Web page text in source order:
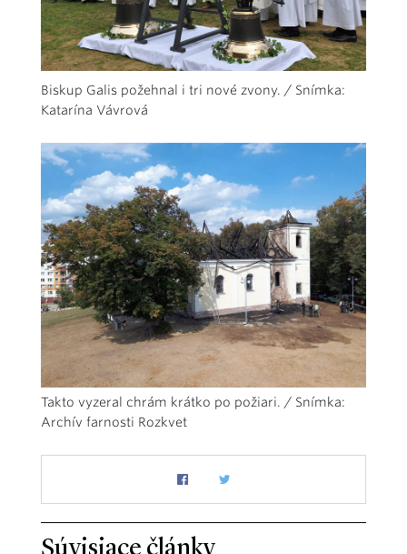
Biskup Galis požehnal i tri nové zvony. / Snímka:
Katarína Vávrová
Takto vyzeral chrám krátko po požiari. / Snímka:
Archív farnosti Rozkvet